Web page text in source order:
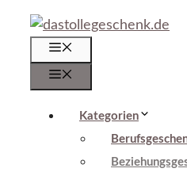
Zum
Inhalt
springen
Kategorien